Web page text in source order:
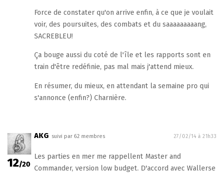
Force de constater qu'on arrive enfin, à ce que je voulait
voir, des poursuites, des combats et du saaaaaaaaang,
SACREBLEU!
Ça bouge aussi du coté de l'île et les rapports sont en
train d'être redéfinie, pas mal mais j'attend mieux.
En résumer, du mieux, en attendant la semaine pro qui
s'annonce (enfin?) Charnière.
12/20
AKG suivi par 62 membres 27/02/14 à 21h33
Les parties en mer me rappellent Master and
Commander, version low budget. D'accord avec Wallerse